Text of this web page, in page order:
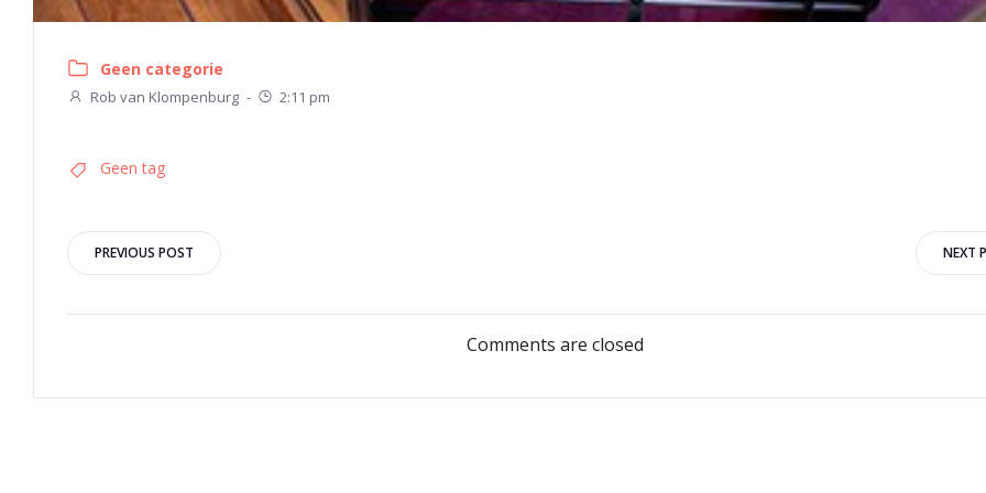
Geen categorie
Rob van Klompenburg - 2:11 pm
Geen tag
Bericht
navigatie
PREVIOUS POST
navigatie
NEXT
Comments are closed